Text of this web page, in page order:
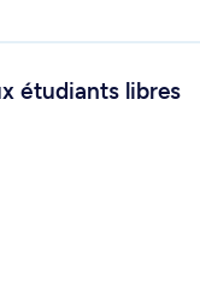
étudiants libres